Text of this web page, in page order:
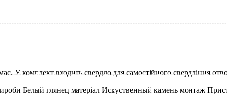
У комплект входить свердло для самостійного свердління
Белый глянец матеріал Искуственный камень монтаж